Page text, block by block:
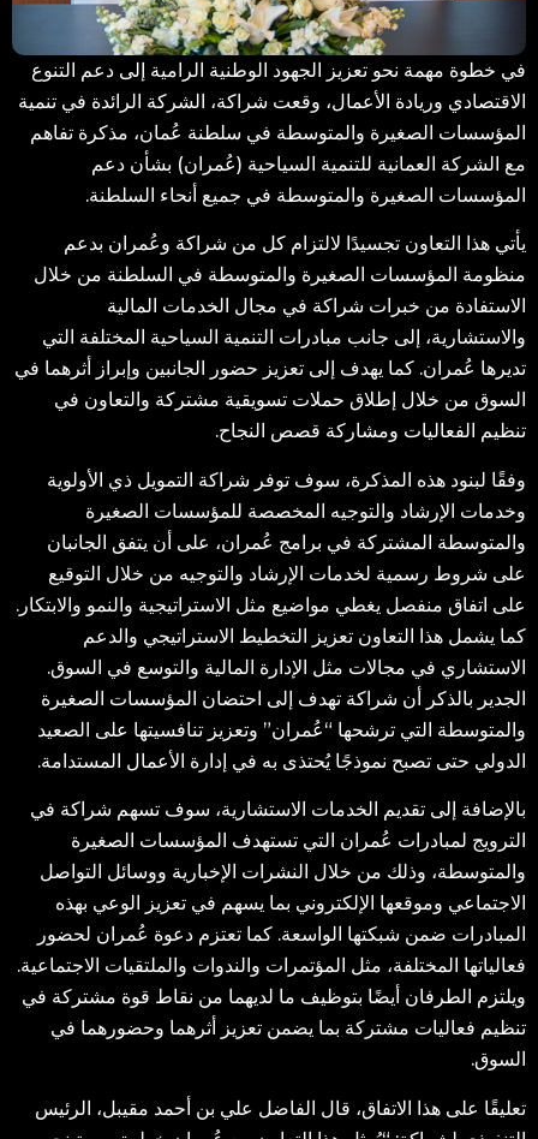
في خطوة مهمة نحو تعزيز الجهود الوطنية الرامية إلى دعم التنوع
الاقتصادي وريادة الأعمال، وقعت شراكة، الشركة الرائدة في تنمية
المؤسسات الصغيرة والمتوسطة في سلطنة عُمان، مذكرة تفاهم
مع الشركة العمانية للتنمية السياحية (عُمران) بشأن دعم
المؤسسات الصغيرة والمتوسطة في جميع أنحاء السلطنة.
يأتي هذا التعاون تجسيدًا لالتزام كل من شراكة وعُمران بدعم
منظومة المؤسسات الصغيرة والمتوسطة في السلطنة من خلال
الاستفادة من خبرات شراكة في مجال الخدمات المالية
والاستشارية، إلى جانب مبادرات التنمية السياحية المختلفة التي
تديرها عُمران. كما يهدف إلى تعزيز حضور الجانبين وإبراز أثرهما في
السوق من خلال إطلاق حملات تسويقية مشتركة والتعاون في
تنظيم الفعاليات ومشاركة قصص النجاح.
وفقًا لبنود هذه المذكرة، سوف توفر شراكة التمويل ذي الأولوية
وخدمات الإرشاد والتوجيه المخصصة للمؤسسات الصغيرة
والمتوسطة المشتركة في برامج عُمران، على أن يتفق الجانبان
على شروط رسمية لخدمات الإرشاد والتوجيه من خلال التوقيع
على اتفاق منفصل يغطي مواضيع مثل الاستراتيجية والنمو والابتكار.
كما يشمل هذا التعاون تعزيز التخطيط الاستراتيجي والدعم
الاستشاري في مجالات مثل الإدارة المالية والتوسع في السوق.
الجدير بالذكر أن شراكة تهدف إلى احتضان المؤسسات الصغيرة
والمتوسطة التي ترشحها “عُمران” وتعزيز تنافسيتها على الصعيد
الدولي حتى تصبح نموذجًا يُحتذى به في إدارة الأعمال المستدامة.
بالإضافة إلى تقديم الخدمات الاستشارية، سوف تسهم شراكة في
الترويج لمبادرات عُمران التي تستهدف المؤسسات الصغيرة
والمتوسطة، وذلك من خلال النشرات الإخبارية ووسائل التواصل
الاجتماعي وموقعها الإلكتروني بما يسهم في تعزيز الوعي بهذه
المبادرات ضمن شبكتها الواسعة. كما تعتزم دعوة عُمران لحضور
فعالياتها المختلفة، مثل المؤتمرات والندوات والملتقيات الاجتماعية.
ويلتزم الطرفان أيضًا بتوظيف ما لديهما من نقاط قوة مشتركة في
تنظيم فعاليات مشتركة بما يضمن تعزيز أثرهما وحضورهما في
السوق.
تعليقًا على هذا الاتفاق، قال الفاضل علي بن أحمد مقيبل، الرئيس